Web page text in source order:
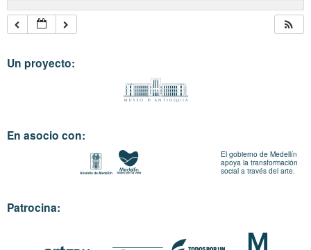
Un proyecto:
En asocio con:
El gobierno de Medellín
apoya la transformación
social a través del arte.
Patrocina: